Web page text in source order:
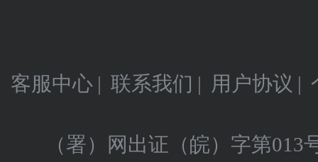
客服中心 | 联系我们 | 用户协议 |
（署）网出证（皖）字第013